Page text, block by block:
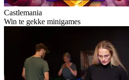
Castlemania
Win te gekke minigames